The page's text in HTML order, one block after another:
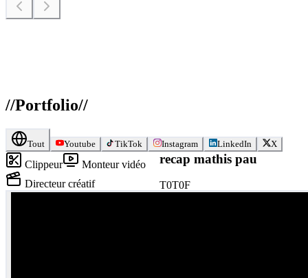
//Portfolio//
Tout Youtube TikTok Instagram LinkedIn X
Clippeur
Monteur vidéo
Directeur créatif
recap mathis pau
T0T0F